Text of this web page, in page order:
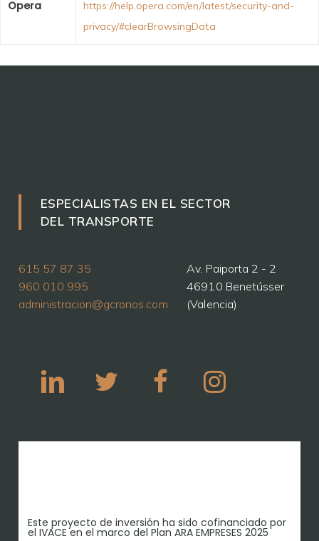
Opera
https://help.opera.com/en/latest/security-and-
privacy/#clearBrowsingData
ESPECIALISTAS EN EL SECTOR
DEL TRANSPORTE
615 57 87 35
960 010 995
administracion@gcronos.com
Av. Paiporta 2 - 2
46910 Benetússer
(Valencia)
Este proyecto de inversión ha sido cofinanciado por
el IVACE en el marco del Plan ARA EMPRESES 2025